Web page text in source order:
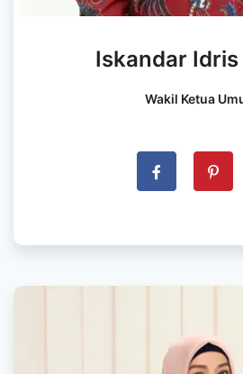
Iskandar
Wakil Ketua